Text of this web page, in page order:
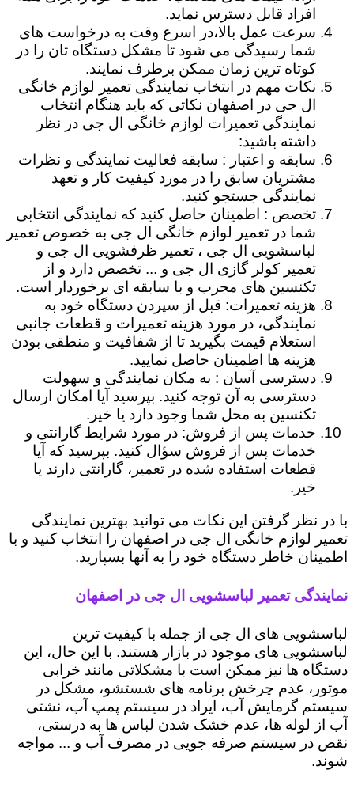
افراد قابل دسترس نماید.
سرعت عمل بالا،در اسرع وقت به درخواست های
شما رسیدگی می شود تا مشکل دستگاه تان را در
کوتاه ترین زمان ممکن برطرف نمایند.
نکات مهم در انتخاب نمایندگی تعمیر لوازم خانگی
ال جی در اصفهان نکاتی که باید هنگام انتخاب
نمایندگی تعمیرات لوازم خانگی ال جی در نظر
داشته باشید:
سابقه و اعتبار : سابقه فعالیت نمایندگی و نظرات
مشتریان سابق را در مورد کیفیت کار و تعهد
نمایندگی جستجو کنید.
تخصص : اطمینان حاصل کنید که نمایندگی انتخابی
شما در تعمیر لوازم خانگی ال جی به خصوص تعمیر
لباسشویی ال جی ، تعمیر ظرفشویی ال جی و
تعمیر کولر گازی ال جی و ... تخصص دارد و از
تکنسین های مجرب و با سابقه ای برخوردار است.
هزینه تعمیرات: قبل از سپردن دستگاه خود به
نمایندگی، در مورد هزینه تعمیرات و قطعات جانبی
استعلام قیمت بگیرید تا از شفافیت و منطقی بودن
هزینه ها اطمینان حاصل نمایید.
دسترسی آسان : به مکان نمایندگی و سهولت
دسترسی به آن توجه کنید. بپرسید آیا امکان ارسال
تکنسین به محل شما وجود دارد یا خیر.
خدمات پس از فروش: در مورد شرایط گارانتی و
خدمات پس از فروش سؤال کنید. بپرسید که آیا
قطعات استفاده شده در تعمیر، گارانتی دارند یا
خیر.
با در نظر گرفتن این نکات می توانید بهترین نمایندگی
تعمیر لوازم خانگی ال جی در اصفهان را انتخاب کنید و با
اطمینان خاطر دستگاه خود را به آنها بسپارید.
نمایندگی تعمیر لباسشویی ال جی در اصفهان
لباسشویی های ال جی از جمله با کیفیت ترین
لباسشویی های موجود در بازار هستند. با این حال، این
دستگاه ها نیز ممکن است با مشکلاتی مانند خرابی
موتور، عدم چرخش برنامه های شستشو، مشکل در
سیستم گرمایش آب، ایراد در سیستم پمپ آب، نشتی
آب از لوله ها، عدم خشک شدن لباس ها به درستی،
نقص در سیستم صرفه جویی در مصرف آب و ... مواجه
شوند.